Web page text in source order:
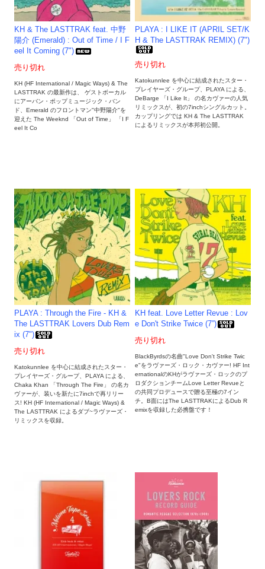
KH & The LASTTRAK feat. 中野
陽介 (Emerald) : Out of Time / I F
eel It Coming (7")
売り切れ
KH (HF International / Magic Ways) & The
LASTTRAK の最新作は、 ゲストボーカル
にアーバン・ポップミュージック・バン
ド、Emerald のフロントマン"中野陽介"を
迎えた The Weeknd 「Out of Time」 「I F
eel It Co
PLAYA : I LIKE IT (APRIL SET/K
H & The LASTTRAK REMIX) (7")
売り切れ
Katokunnlee を中心に結成されたスター・
プレイヤーズ・グループ、PLAYA による、
DeBarge 「I Like It」 の名カヴァーの人気
リミックスが、初の7inchシングルカット。
カップリングでは KH & The LASTTRAK
によるリミックスが本邦初公開。
PLAYA : Through the Fire - KH &
The LASTTRAK Lovers Dub Rem
ix (7")
売り切れ
Katokunnlee を中心に結成されたスター・
プレイヤーズ・グループ、PLAYA による、
Chaka Khan 「Through The Fire」 の名カ
ヴァーが、装いを新たに7inchで再リリー
ス! KH (HF International / Magic Ways) &
The LASTTRAK によるダブ~ラヴァーズ・
リミックスを収録。
KH feat. Love Letter Revue : Lov
e Don't Strike Twice (7”)
売り切れ
BlackByrdsの名曲"Love Don't Strike Twic
e"をラヴァーズ・ロック・カヴァー! HF Int
ernationalのKHがラヴァーズ・ロックのプ
ロダクションチームLove Letter Revueと
の共同プロデュースで贈る至極の7イン
チ。B面にはThe LASTTRAKによるDub R
emixを収録した必携盤です！